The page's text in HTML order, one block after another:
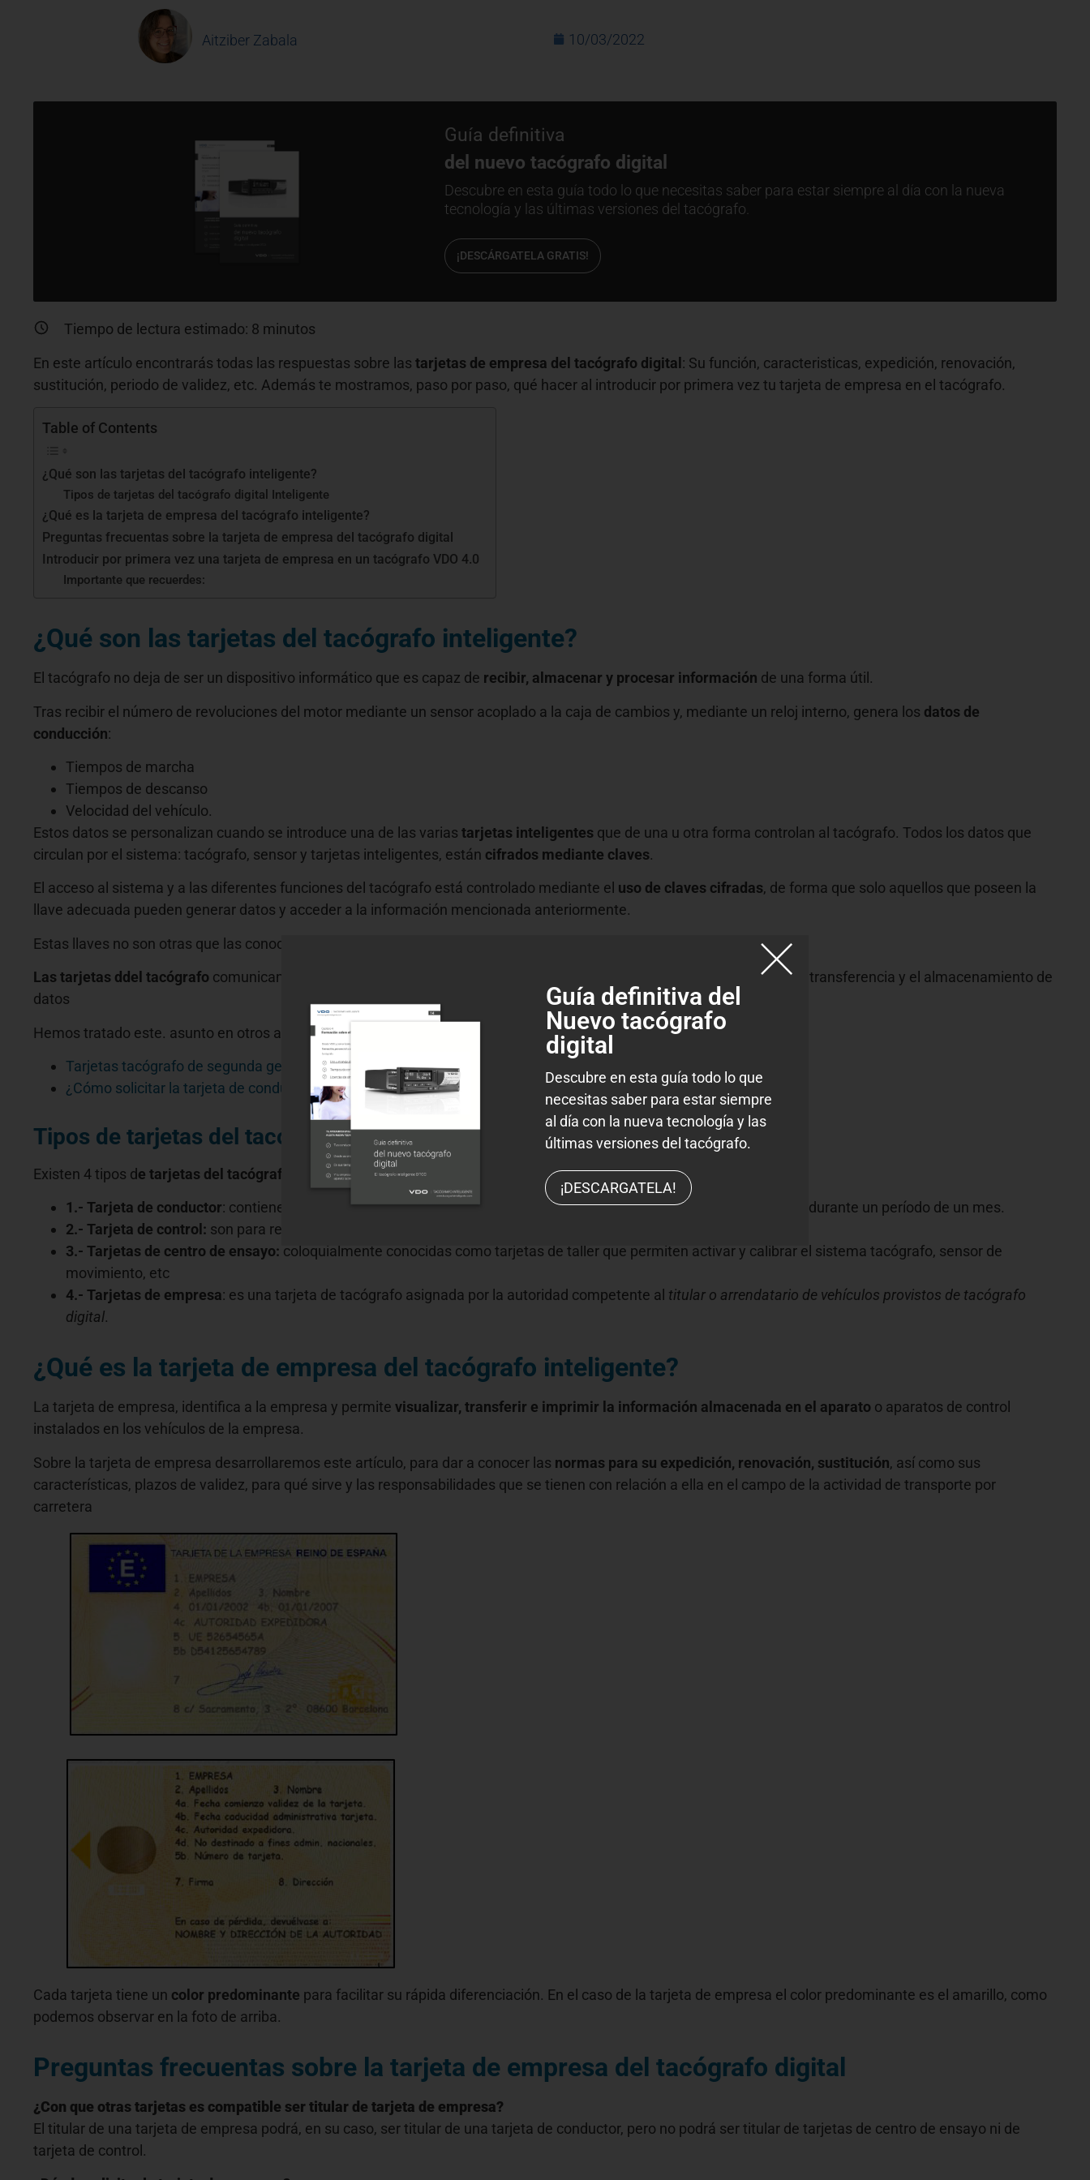
Aitziber Zabala 10/03/2022
Guía definitiva
del nuevo tacógrafo digital
Descubre en esta guía todo lo que necesitas saber para estar siempre al día con la nueva
tecnología y las últimas versiones del tacógrafo.
¡DESCÁRGATELA GRATIS!
Tiempo de lectura estimado: 8 minutos
En este artículo encontrarás todas las respuestas sobre las tarjetas de empresa del tacógrafo digital: Su función, caracteristicas, expedición, renovación,
sustitución, periodo de validez, etc. Además te mostramos, paso por paso, qué hacer al introducir por primera vez tu tarjeta de empresa en el tacógrafo.
Table of Contents
¿Qué son las tarjetas del tacógrafo inteligente?
Tipos de tarjetas del tacógrafo digital Inteligente
¿Qué es la tarjeta de empresa del tacógrafo inteligente?
Preguntas frecuentas sobre la tarjeta de empresa del tacógrafo digital
Introducir por primera vez una tarjeta de empresa en un tacógrafo VDO 4.0
Importante que recuerdes:
¿Qué son las tarjetas del tacógrafo inteligente?
El tacógrafo no deja de ser un dispositivo informático que es capaz de recibir, almacenar y procesar información de una forma útil.
Tras recibir el número de revoluciones del motor mediante un sensor acoplado a la caja de cambios y, mediante un reloj interno, genera los datos de
conducción:
Tiempos de marcha
Tiempos de descanso
Velocidad del vehículo.
Estos datos se personalizan cuando se introduce una de las varias tarjetas inteligentes que de una u otra forma controlan al tacógrafo. Todos los datos que
circulan por el sistema: tacógrafo, sensor y tarjetas inteligentes, están cifrados mediante claves.
El acceso al sistema y a las diferentes funciones del tacógrafo está controlado mediante el uso de claves cifradas, de forma que solo aquellos que poseen la
llave adecuada pueden generar datos y acceder a la información mencionada anteriormente.
Estas llaves no son otras que las conocidas como
Las tarjetas ddel tacógrafo comunican al aparato de control la identidad (o el grupo de identidad) del titular y permiten la transferencia y el almacenamiento de
datos
Hemos tratado este. asunto en otros artículos de la web que te dejo a continuación.
Tarjetas tacógrafo de segunda generación, ¿qué diferencias hay con las de primera generación?
¿Cómo solicitar la tarjeta de conductor del tacógrafo digital?
Tipos de tarjetas del tacógrafo digital Inteligente
Existen 4 tipos de tarjetas del tacógrafo
1.- Tarjeta de conductor: contiene los datos personales del conductor y almacena los parámetros de su conducción durante un período de un mes.
2.- Tarjeta de control: son para revisar los datos contenidos en los dos tipos anteriores de tarjetas
3.- Tarjetas de centro de ensayo: coloquialmente conocidas como tarjetas de taller que permiten activar y calibrar el sistema tacógrafo, sensor de
movimiento, etc
4.- Tarjetas de empresa: es una tarjeta de tacógrafo asignada por la autoridad competente al titular o arrendatario de vehículos provistos de tacógrafo
digital.
¿Qué es la tarjeta de empresa del tacógrafo inteligente?
La tarjeta de empresa, identifica a la empresa y permite visualizar, transferir e imprimir la información almacenada en el aparato o aparatos de control
instalados en los vehículos de la empresa.
Sobre la tarjeta de empresa desarrollaremos este artículo, para dar a conocer las normas para su expedición, renovación, sustitución, así como sus
características, plazos de validez, para qué sirve y las responsabilidades que se tienen con relación a ella en el campo de la actividad de transporte por
carretera
Cada tarjeta tiene un color predominante para facilitar su rápida diferenciación. En el caso de la tarjeta de empresa el color predominante es el amarillo, como
podemos observar en la foto de arriba.
Preguntas frecuentas sobre la tarjeta de empresa del tacógrafo digital
¿Con que otras tarjetas es compatible ser titular de tarjeta de empresa?
El titular de una tarjeta de empresa podrá, en su caso, ser titular de una tarjeta de conductor, pero no podrá ser titular de tarjetas de centro de ensayo ni de
tarjeta de control.
Guía definitiva del
Nuevo tacógrafo
digital
Descubre en esta guía todo lo que
necesitas saber para estar siempre
al día con la nueva tecnología y las
últimas versiones del tacógrafo.
¡DESCARGATELA!